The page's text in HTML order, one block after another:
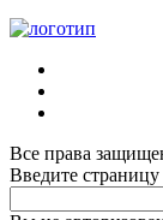
Все права
Введите страницу